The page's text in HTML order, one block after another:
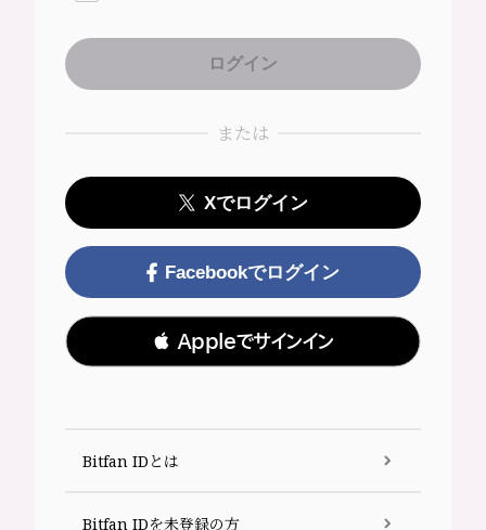
または
Xでログイン
Facebookでログイン
 Appleでサインイン
Bitfan IDとは
Bitfan IDを未登録の方